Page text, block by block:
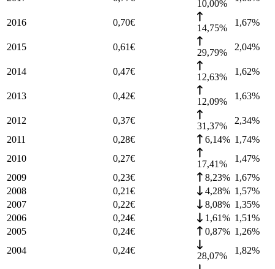
10,00%
2016 0,70€
14,75%
1,67%
2015 0,61€
29,79%
2,04%
2014 0,47€
12,63%
1,62%
2013 0,42€
12,09%
1,63%
2012 0,37€
31,37%
2,34%
2011
0,28€ 6,14% 1,74%
2010
0,27€
17,41%
1,47%
2009
0,23€ 8,23% 1,67%
2008
0,21€ 4,28% 1,57%
2007
0,22€ 8,08% 1,35%
2006
0,24€ 1,61% 1,51%
2005
0,24€ 0,87% 1,26%
2004
0,24€
28,07%
1,82%